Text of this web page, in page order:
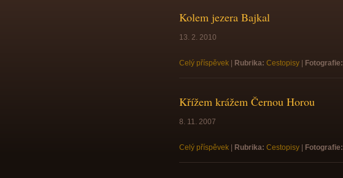
Kolem jezera Bajkal
13. 2. 2010
Celý příspěvek Rubrika: Cestopisy Fotografie:
Křížem krážem Černou Horou
8. 11. 2007
Celý příspěvek Rubrika: Cestopisy Fotografie: